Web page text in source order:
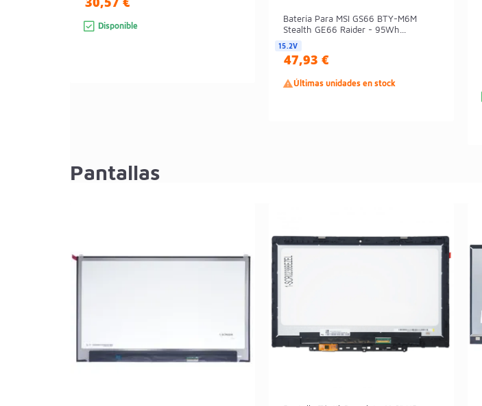
Disponible
Batería Para MSI GS66 BTY-M6M
Stealth GE66 Raider - 95Wh...
15.2V
47,93 €
Últimas unidades en stock
Pantallas